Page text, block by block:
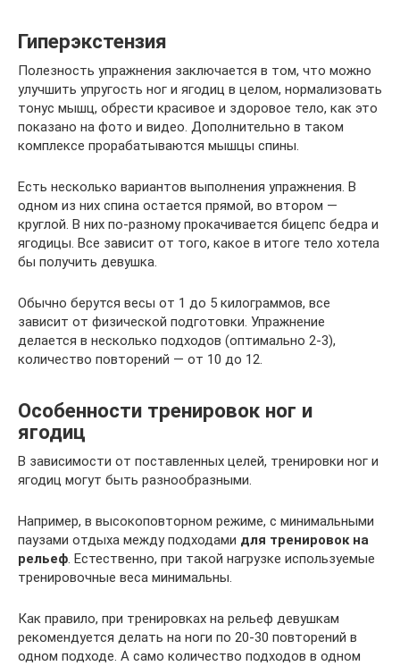
Гиперэкстензия
Полезность упражнения заключается в том, что можно
улучшить упругость ног и ягодиц в целом, нормализовать
тонус мышц, обрести красивое и здоровое тело, как это
показано на фото и видео. Дополнительно в таком
комплексе прорабатываются мышцы спины.
Есть несколько вариантов выполнения упражнения. В
одном из них спина остается прямой, во втором —
круглой. В них по-разному прокачивается бицепс бедра и
ягодицы. Все зависит от того, какое в итоге тело хотела
бы получить девушка.
Обычно берутся весы от 1 до 5 килограммов, все
зависит от физической подготовки. Упражнение
делается в несколько подходов (оптимально 2-3),
количество повторений — от 10 до 12.
Особенности тренировок ног и
ягодиц
В зависимости от поставленных целей, тренировки ног и
ягодиц могут быть разнообразными.
Например, в высокоповторном режиме, с минимальными
паузами отдыха между подходами для тренировок на
рельеф. Естественно, при такой нагрузке используемые
тренировочные веса минимальны.
Как правило, при тренировках на рельеф девушкам
рекомендуется делать на ноги по 20-30 повторений в
одном подходе. А само количество подходов в одном